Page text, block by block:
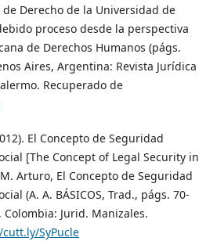
Derecho de la Universidad de
proceso desde la perspectiva
de Derechos Humanos (págs.
Aires, Argentina: Revista Jurídica
Recuperado de
El Concepto de Seguridad
[The Concept of Legal Security in
Arturo, El Concepto de Seguridad
(A. A. BÁSICOS, Trad., págs. 70-
Colombia: Jurid. Manizales.
SyPucle